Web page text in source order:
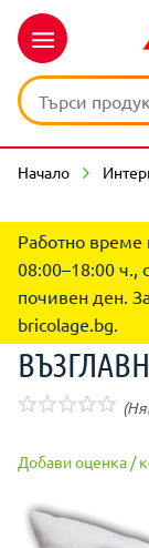
Начало
Работно време
08:00–18:00 ч.,
почивен ден.
bricolage.bg.
Добави оценка /